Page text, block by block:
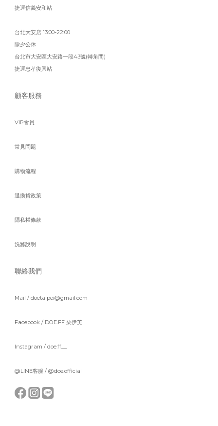
捷運信義安和站
台北大安店 13:00-22:00
除夕公休
台北市大安區大安路一段43號(轉角間)
捷運忠孝復興站
顧客服務
VIP會員
常見問題
購物流程
退換貨政策
隱私權條款
洗滌說明
聯絡我們
Mail / doetaipei@gmail.com
Facebook / DOE.FF 朵伊芙
Instagram / doe.ff__
@LINE客服 / @doe.official